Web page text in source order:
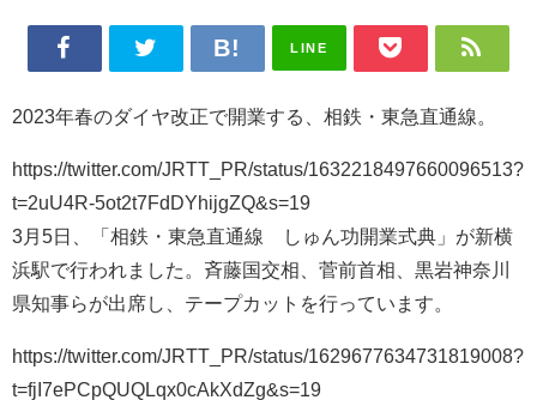
LINE
2023年春のダイヤ改正で開業する、相鉄・東急直通線。
https://twitter.com/JRTT_PR/status/1632218497660096513?
t=2uU4R-5ot2t7FdDYhijgZQ&s=19
3月5日、「相鉄・東急直通線 しゅん功開業式典」が新横
浜駅で行われました。斉藤国交相、菅前首相、黒岩神奈川
県知事らが出席し、テープカットを行っています。
https://twitter.com/JRTT_PR/status/1629677634731819008?
t=fjI7ePCpQUQLqx0cAkXdZg&s=19